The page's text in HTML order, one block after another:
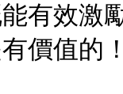
有效激
價值的